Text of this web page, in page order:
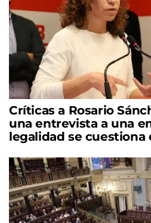
Críticas a Rosario
una entrevista a una
legalidad se cuestiona